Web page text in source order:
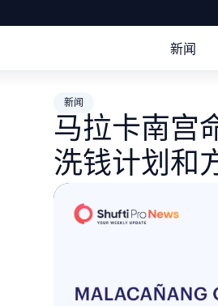
新闻
新闻
马拉卡南宫
洗钱计划和